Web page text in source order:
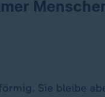
Sie bleibe